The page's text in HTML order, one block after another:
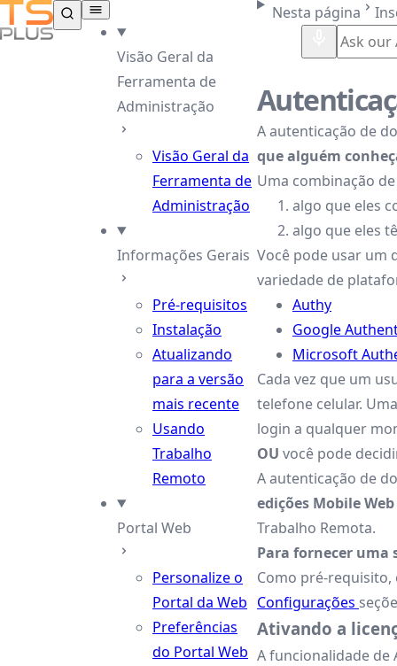
TSplus Documentação ®
Visão Geral da
Ferramenta de
Administração
Visão Geral da
Ferramenta de
Administração
Informações Gerais
Pré-requisitos
Instalação
Atualizando
para a versão
mais recente
Usando
Trabalho
Remoto
Portal Web
Personalize o
Portal da Web
Preferências
do Portal Web
Nesta página
A autenticação de
que alguém
Uma combinação
algo que eles
algo que eles
Você pode usar um
variedade de
Authy
Google
Microsoft
Cada vez que um
telefone celular.
login a qualquer
OU você pode
A autenticação de
edições Mobile
Trabalho Remota.
Para fornecer uma
Como pré-
Configurações
Ativando a
A funcionalidade de